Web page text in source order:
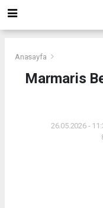
Anasayfa
Marmaris
26.05.2026 -